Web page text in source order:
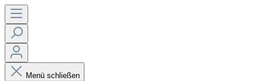
Menü schließen